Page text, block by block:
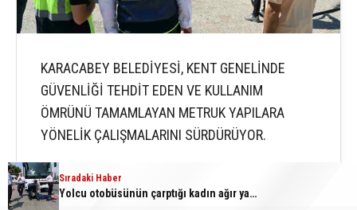
KARACABEY BELEDİYESİ, KENT GENELİNDE
GÜVENLİĞİ TEHDİT EDEN VE KULLANIM
ÖMRÜNÜ TAMAMLAYAN METRUK YAPILARA
YÖNELİK ÇALIŞMALARINI SÜRDÜRÜYOR.
Sıradaki Haber
Yolcu otobüsünün çarptığı kadın ağır yaralandı